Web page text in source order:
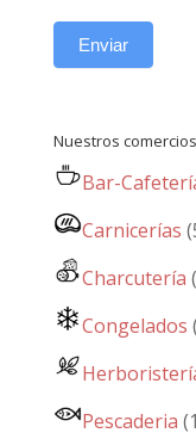
Enviar
Nuestros comercios
Bar-
Carnicerías
Charcutería
Congelados
Pescaderia